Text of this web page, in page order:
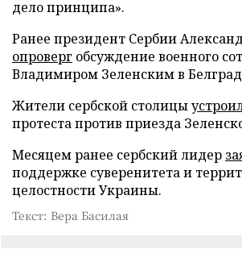
дело принципа».
Ранее президент Сербии
опроверг обсуждение военного
Владимиром Зеленским в
Жители сербской столицы
протеста против приезда
Месяцем ранее сербский лидер
поддержке суверенитета и
целостности Украины.
Текст: Вера Басилая